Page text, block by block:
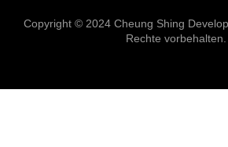
Copyright © 2024 Cheung Shing
Rechte vorbehalten.